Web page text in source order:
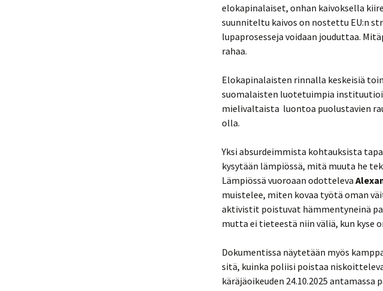
elokapinalaiset, onhan kaivoksella
suunniteltu kaivos on nostettu EU:n
lupaprosesseja voidaan jouduttaa.
rahaa.
Elokapinalaisten rinnalla keskeisiä
suomalaisten luotetuimpia
mielivaltaista luontoa puolustavien
olla.
Yksi absurdeimmista kohtauksista
kysytään lämpiössä, mitä muuta he
Lämpiössä vuoroaan odotteleva
muistelee, miten kovaa työtä oman
aktivistit poistuvat hämmentyneinä
mutta ei tieteestä niin väliä, kun kyse
Dokumentissa näytetään myös
sitä, kuinka poliisi poistaa
käräjäoikeuden 24.10.2025